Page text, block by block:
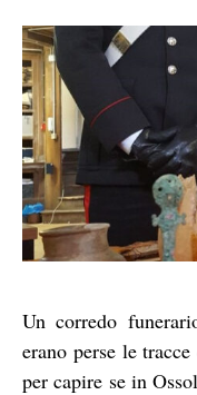
Un corredo
erano perse le
per capire se in